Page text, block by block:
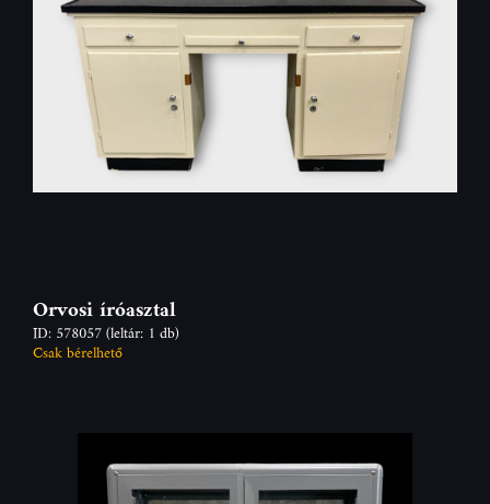
Orvosi íróasztal
ID: 578057(leltár: 1 db)
Csak bérelhető